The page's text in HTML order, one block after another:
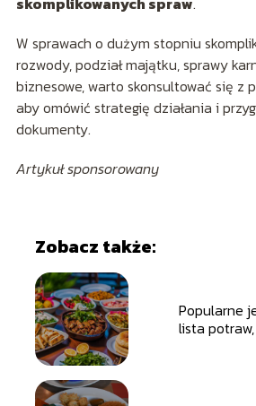
W sprawach o dużym stopniu
rozwody, podział majątku, sprawy
biznesowe, warto skonsultować się z
aby omówić strategię działania i
dokumenty.
Artykuł sponsorowany
Zobacz także:
Popularne
lista